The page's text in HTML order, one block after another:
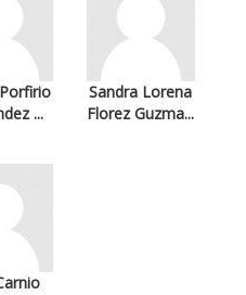
...
Sandra Lorena
Florez Guzma...